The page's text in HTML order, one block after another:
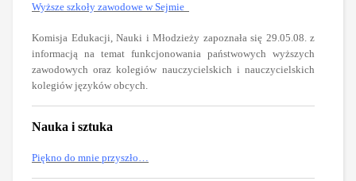
Wyższe szkoły zawodowe w Sejmie
Komisja Edukacji, Nauki i Młodzieży zapoznała się 29.05.08. z
informacją na temat funkcjonowania państwowych wyższych
zawodowych oraz kolegiów nauczycielskich i nauczycielskich
kolegiów języków obcych.
Nauka i sztuka
Piękno do mnie przyszło…